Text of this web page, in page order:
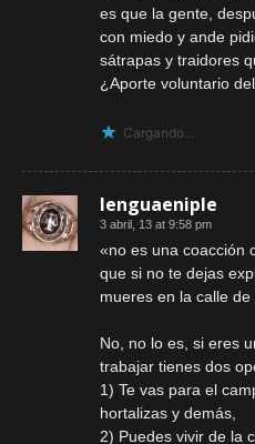
es que la gente,
con miedo y ande
sátrapas y traidores
¿Aporte voluntario
Cargando...
lenguaeniple
3 abril, 13 at 9:58 pm
«no es una coacción
que si no te dejas
mueres en la calle
No, no lo es, si eres
trabajar tienes dos
1) Te vas para el
hortalizas y demás,
2) Puedes vivir de la